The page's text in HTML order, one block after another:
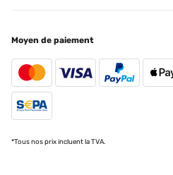
Traduire
These planter pots are high
Moyen de paiement
*Tous nos prix incluent la TVA.